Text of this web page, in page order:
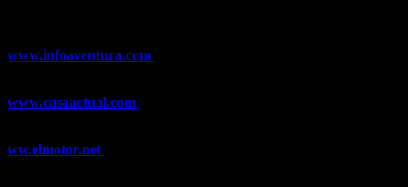
www.infoaventura.com
www.casaactual.com
ww.elmotor.net